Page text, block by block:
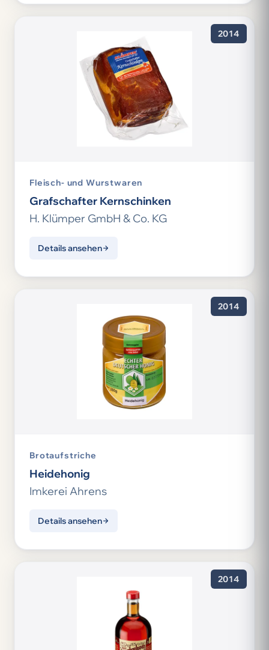
2014
Fleisch- und Wurstwaren
Grafschafter Kernschinken
H. Klümper GmbH & Co. KG
Details ansehen
2014
Brotaufstriche
Heidehonig
Imkerei Ahrens
Details ansehen
2014